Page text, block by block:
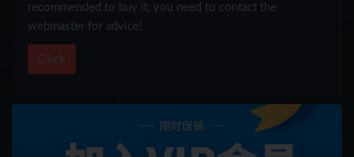
recommended to buy it, you need to contact the
webmaster for advice!
Click